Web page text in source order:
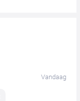
Vandaag